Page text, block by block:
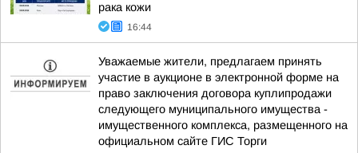
рака кожи
16:44
Уважаемые жители, предлагаем принять
участие в аукционе в электронной форме на
право заключения договора куплипродажи
следующего муниципального имущества -
имущественного комплекса, размещенного на
официальном сайте ГИС Торги